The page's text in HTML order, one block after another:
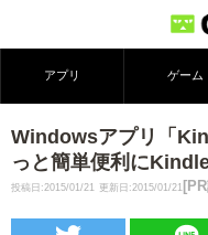
アプリ ゲーム
Windowsアプリ「
っと簡単便利に
投稿日:2015/01/21 更新日:2015/01/21